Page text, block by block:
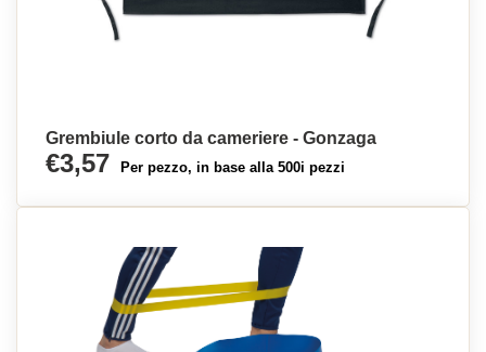
Grembiule corto da cameriere - Gonzaga
€3,57 Per pezzo, in base alla 500i pezzi